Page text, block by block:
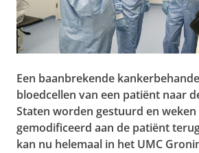
Een baanbrekende
bloedcellen van een patiënt naar
Staten worden gestuurd en
gemodificeerd aan de patiënt
kan nu helemaal in het UMC